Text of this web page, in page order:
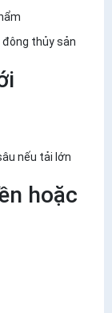
thủy sản
nếu tải lớn
hoặc